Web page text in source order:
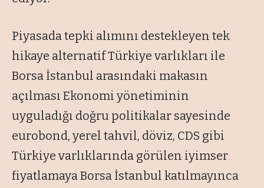
Piyasada tepki alımını destekleyen tek
hikaye alternatif Türkiye varlıkları ile
Borsa İstanbul arasındaki makasın
açılması Ekonomi yönetiminin
uyguladığı doğru politikalar sayesinde
eurobond, yerel tahvil, döviz, CDS gibi
Türkiye varlıklarında görülen iyimser
fiyatlamaya Borsa İstanbul katılmayınca